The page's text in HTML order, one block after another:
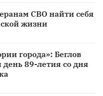
СВО найти себя
жизни
города»: Беглов
89-летия со дня